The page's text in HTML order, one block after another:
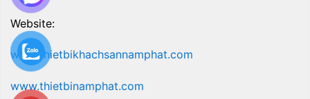
Website:
www.thietbikhachsannamphat.com
www.thietbinamphat.com